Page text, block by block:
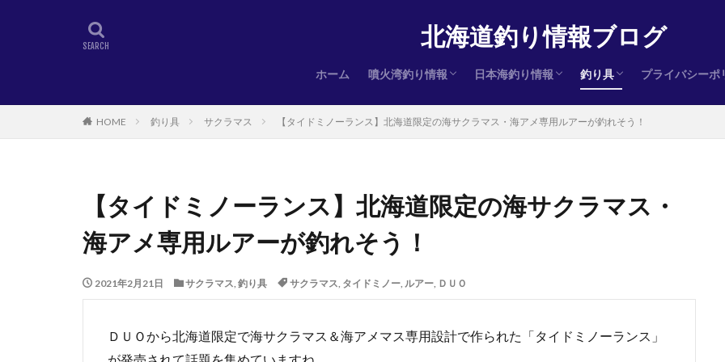
北海道釣り情報ブログ
ホーム 噴火湾釣り情報
ヒラメ
サクラマス
アキアジ（鮭）
日本海釣り情報
ヒラメ
サクラマス
アキアジ（鮭）
釣り具
ヒラメ
サクラマス
アキアジ（鮭）
インプレ
プライバシーポ
HOME 釣り具 サクラマス 【タイドミノーランス】北海道限定の海サクラマス・海アメ専用ルアーが釣れそう！
【タイドミノーランス】北海道限定の海サクラマス・
海アメ専用ルアーが釣れそう！
2021年2月21日 サクラマス, 釣り具 サクラマス, タイドミノー, ルアー, ＤＵＯ
ＤＵＯから北海道限定で海サクラマス＆海アメマス専用設計で作られた「タイドミノーランス」